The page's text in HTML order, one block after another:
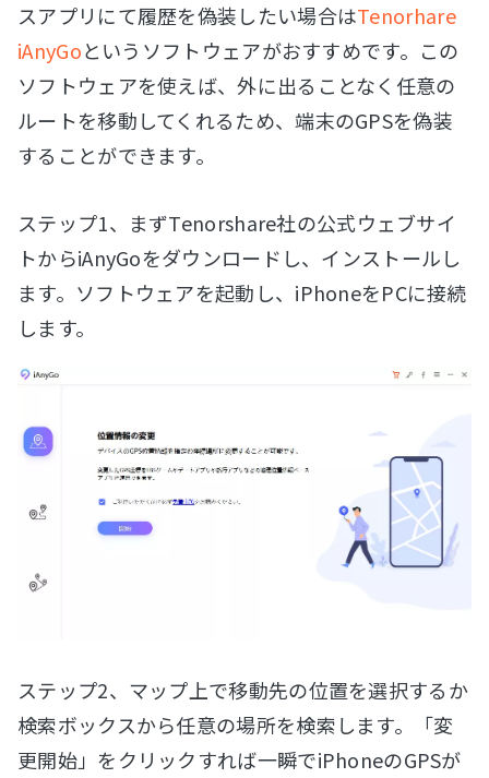
スアプリにて履歴を偽装したい場合はTenorhare
iAnyGoというソフトウェアがおすすめです。この
ソフトウェアを使えば、外に出ることなく任意の
ルートを移動してくれるため、端末のGPSを偽装
することができます。
ステップ1、まずTenorshare社の公式ウェブサイ
トからiAnyGoをダウンロードし、インストールし
ます。ソフトウェアを起動し、iPhoneをPCに接続
します。
ステップ2、マップ上で移動先の位置を選択するか
検索ボックスから任意の場所を検索します。「変
更開始」をクリックすれば一瞬でiPhoneのGPSが